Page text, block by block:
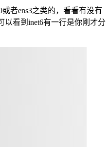
者ens3之类的，看看有没有
以看到inet6有一行是你刚才分